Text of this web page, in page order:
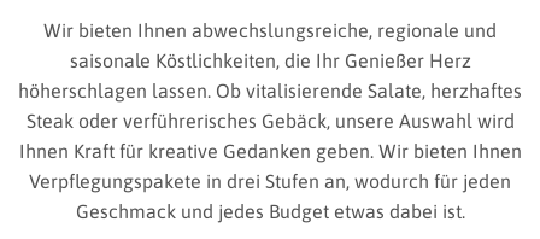
Wir bieten Ihnen abwechslungsreiche, regionale und
saisonale Köstlichkeiten, die Ihr Genießer Herz
höherschlagen lassen. Ob vitalisierende Salate, herzhaftes
Steak oder verführerisches Gebäck, unsere Auswahl wird
Ihnen Kraft für kreative Gedanken geben. Wir bieten Ihnen
Verpflegungspakete in drei Stufen an, wodurch für jeden
Geschmack und jedes Budget etwas dabei ist.